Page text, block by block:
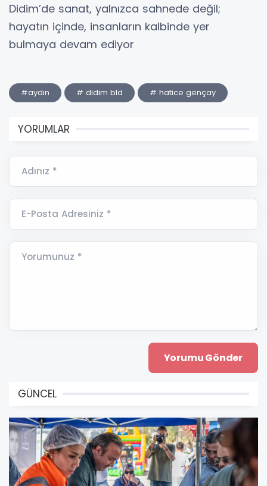
Didim’de sanat, yalnızca sahnede değil;
hayatın içinde, insanların kalbinde yer
bulmaya devam ediyor
#aydın # didim bld # hatice gençay
YORUMLAR
Adınız *
E-Posta Adresiniz *
Yorumunuz *
GÜNCEL